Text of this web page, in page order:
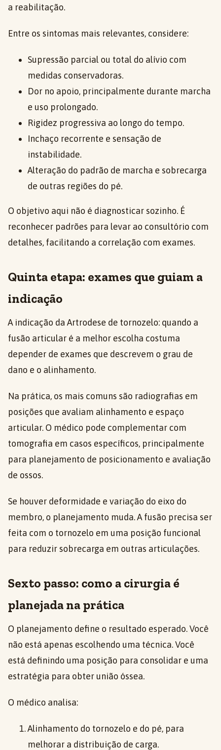
a reabilitação.
Entre os sintomas mais relevantes, considere:
Supressão parcial ou total do alívio com
medidas conservadoras.
Dor no apoio, principalmente durante marcha
e uso prolongado.
Rigidez progressiva ao longo do tempo.
Inchaço recorrente e sensação de
instabilidade.
Alteração do padrão de marcha e sobrecarga
de outras regiões do pé.
O objetivo aqui não é diagnosticar sozinho. É
reconhecer padrões para levar ao consultório com
detalhes, facilitando a correlação com exames.
Quinta etapa: exames que guiam a
indicação
A indicação da Artrodese de tornozelo: quando a
fusão articular é a melhor escolha costuma
depender de exames que descrevem o grau de
dano e o alinhamento.
Na prática, os mais comuns são radiografias em
posições que avaliam alinhamento e espaço
articular. O médico pode complementar com
tomografia em casos específicos, principalmente
para planejamento de posicionamento e avaliação
de ossos.
Se houver deformidade e variação do eixo do
membro, o planejamento muda. A fusão precisa ser
feita com o tornozelo em uma posição funcional
para reduzir sobrecarga em outras articulações.
Sexto passo: como a cirurgia é
planejada na prática
O planejamento define o resultado esperado. Você
não está apenas escolhendo uma técnica. Você
está definindo uma posição para consolidar e uma
estratégia para obter união óssea.
O médico analisa:
Alinhamento do tornozelo e do pé, para
melhorar a distribuição de carga.